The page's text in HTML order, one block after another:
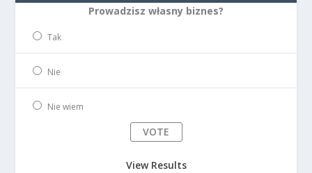
Prowadzisz własny biznes?
Tak
Nie
Nie wiem
View Results